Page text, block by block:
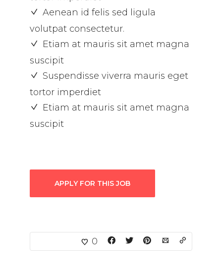
Aenean id felis sed ligula
volutpat consectetur.
Etiam at mauris sit amet magna
suscipit
Suspendisse viverra mauris eget
tortor imperdiet
Etiam at mauris sit amet magna
suscipit
APPLY FOR THIS JOB
0